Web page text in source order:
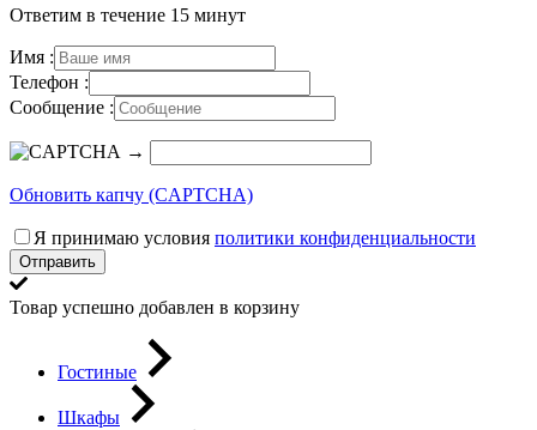
Ответим в течение 15 минут
Имя :
Телефон :
Сообщение :
→
Обновить капчу (CAPTCHA)
Я принимаю условия политики конфиденциальности
Отправить
Товар успешно добавлен в корзину
Гостиные
Шкафы